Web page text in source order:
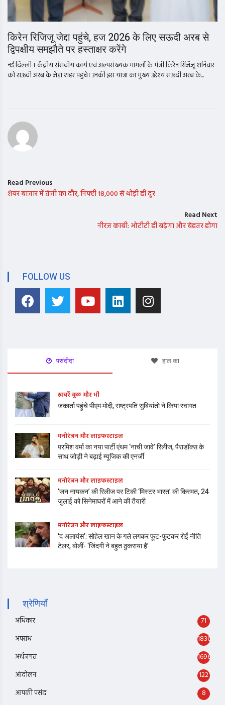
किरेन रिजिजू जेद्दा पहुंचे, हज 2026 के लिए सऊदी अरब से
द्विपक्षीय समझौते पर हस्ताक्षर करेंगे
नई दिल्ली । केंद्रीय संसदीय कार्य एवं अल्पसंख्यक मामलों के मंत्री किरेन रिजिजू शनिवार
को सऊदी अरब के जेद्दा शहर पहुंचे। उनकी इस यात्रा का मुख्य उद्देश्य सऊदी अरब के...
Read Previous
शेयर बाजार में तेजी का दौर, निफ्टी 18,000 से थोड़ी ही दूर
Read Next
नीरज काबी: ओटीटी ही बढ़ेगा और बेहतर होगा
FOLLOW US
पसंदीदा हाल का
ख़बरें कुछ और भी
जकार्ता पहुंचे पीएम मोदी, राष्ट्रपति सुबियांतो ने किया स्वागत
मनोरंजन और लाइफस्टाइल
परमिश वर्मा का नया पार्टी एंथम ‘नाची जावे’ रिलीज, पैराडॉक्स के
साथ जोड़ी ने बढ़ाई म्यूजिक की एनर्जी
मनोरंजन और लाइफस्टाइल
‘जन नायकन’ की रिलीज पर टिकी ‘मिस्टर भारत’ की किस्मत, 24
जुलाई को सिनेमाघरों में आने की तैयारी
मनोरंजन और लाइफस्टाइल
‘द अलायंस’: सोहेल खान के गले लगकर फूट-फूटकर रोईं नीति
टेलर, बोलीं- ‘जिंदगी ने बहुत ठुकराया है’
श्रेणियाँ
अधिकार
71
अपराध
1830
अर्थजगत
1696
आंदोलन
122
आपकी पसंद
8